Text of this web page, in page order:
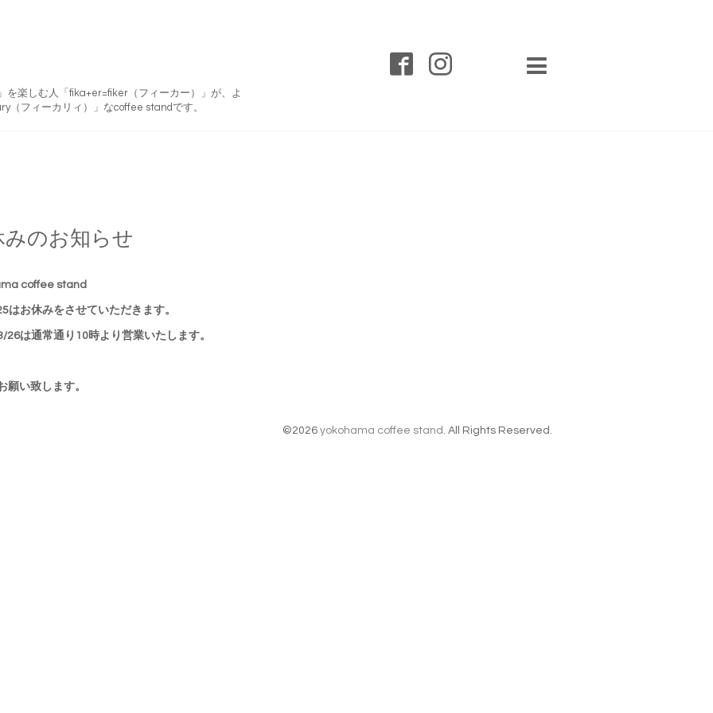
を楽しむ人「fika+er=fiker（フィーカー）」が、よ
（フィーカリィ）」なcoffee standです。
みのお知らせ
coffee stand
はお休みをさせていただきます。
26は通常通り10時より営業いたします。
願い致します。
©2026 yokohama coffee stand . All Rights Reserved.